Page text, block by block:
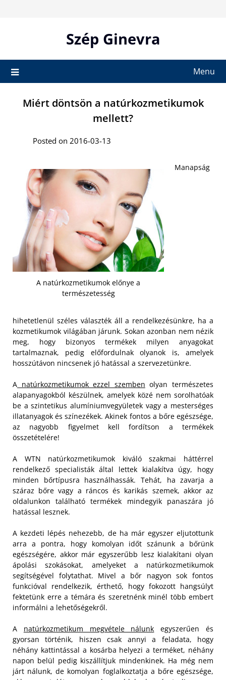
Szép Ginevra
Menu
Miért döntsön a natúrkozmetikumok
mellett?
Posted on 2016-03-13
A natúrkozmetikumok előnye a
természetesség
Manapság
hihetetlenül széles választék áll a rendelkezésünkre, ha a
kozmetikumok világában járunk. Sokan azonban nem nézik
meg, hogy bizonyos termékek milyen anyagokat
tartalmaznak, pedig előfordulnak olyanok is, amelyek
hosszútávon nincsenek jó hatással a szervezetünkre.
A natúrkozmetikumok ezzel szemben olyan természetes
alapanyagokból készülnek, amelyek közé nem sorolhatóak
be a szintetikus alumíniumvegyületek vagy a mesterséges
illatanyagok és színezékek.Akinek fontos a bőre egészsége,
az nagyobb figyelmet kell fordítson a termékek
összetételére!
A WTN natúrkozmetikumok kiváló szakmai háttérrel
rendelkező specialisták által lettek kialakítva úgy, hogy
minden bőrtípusra használhassák. Tehát, ha zavarja a
száraz bőre vagy a ráncos és karikás szemek, akkor az
oldalunkon található termékek mindegyik panaszára jó
hatással lesznek.
A kezdeti lépés nehezebb, de ha már egyszer eljutottunk
arra a pontra, hogy komolyan időt szánunk a bőrünk
egészségére, akkor már egyszerűbb lesz kialakítani olyan
ápolási szokásokat, amelyeket a natúrkozmetikumok
segítségével folytathat. Mivel a bőr nagyon sok fontos
funkcióval rendelkezik, érthető, hogy fokozott hangsúlyt
fektetünk erre a témára és szeretnénk minél több embert
informálni a lehetőségekről.
A natúrkozmetikum megvétele nálunk egyszerűen és
gyorsan történik, hiszen csak annyi a feladata, hogy
néhány kattintással a kosárba helyezi a terméket, néhány
napon belül pedig kiszállítjuk mindenkinek. Ha még nem
járt nálunk, de komolyan foglalkoztatja a bőre egészsége,